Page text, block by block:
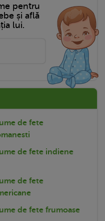
pentru
și află
lui.
de fete
de fete indiene
de fete
de fete frumoase